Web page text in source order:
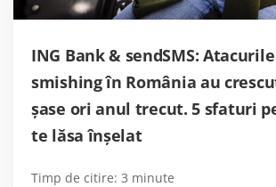
ING Bank & sendSMS:
smishing în România au
şase ori anul trecut. 5 sfaturi
te lăsa înşelat
Timp de citire: 3 minute